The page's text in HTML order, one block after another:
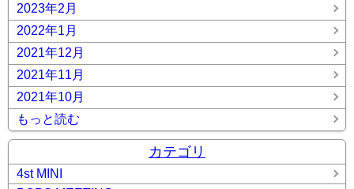
2023年2月
2022年1月
2021年12月
2021年11月
2021年10月
もっと読む
カテゴリ
4st MINI